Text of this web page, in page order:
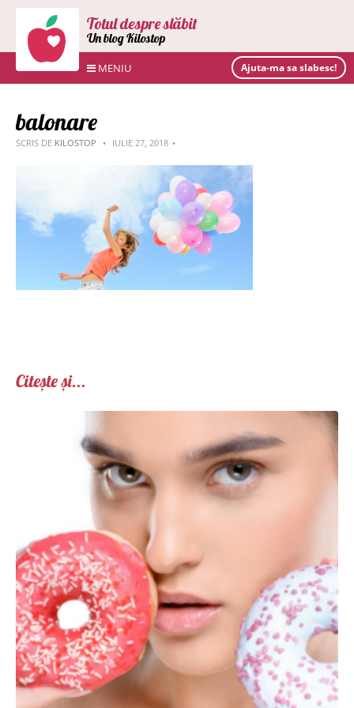
Totul despre slăbit
Un blog Kilostop
MENIU Ajuta-ma sa slabesc!
balonare
SCRIS DE KILOSTOP IULIE 27, 2018
Citește și...